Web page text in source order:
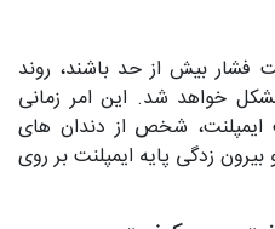
فشار بیش از حد باشند، روند
خواهد شد. این امر زمانی
ایمپلنت، شخص از دندان های
زدگی پایه ایمپلنت بر روی